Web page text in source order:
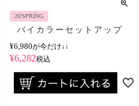
26'SPRING
バイカラーセットアップ
¥6,980が今だけ↓↓
¥6,282税込